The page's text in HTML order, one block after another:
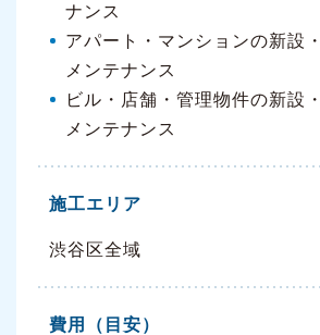
ナンス
アパート・マンションの新設
メンテナンス
ビル・店舗・管理物件の新設
メンテナンス
施工エリア
渋谷区全域
費用（目安）